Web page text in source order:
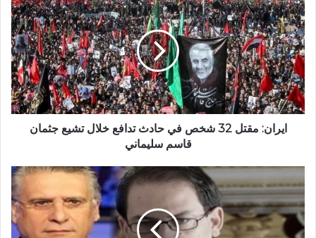
ايران: مقتل 32 شخص في حادث تدافع خلال تشيع جثمان
قاسم سليماني